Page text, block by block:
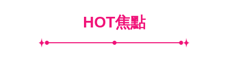
HOT焦點